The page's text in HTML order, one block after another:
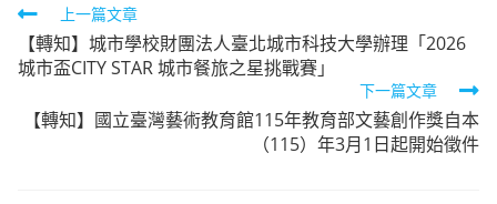
Read
more
articles
上一篇文章
【轉知】城市學校財團法人臺北城市科技大學辦理「2026
城市盃CITY STAR 城市餐旅之星挑戰賽」
下一篇文章
【轉知】國立臺灣藝術教育館115年教育部文藝創作獎自本
（115）年3月1日起開始徵件